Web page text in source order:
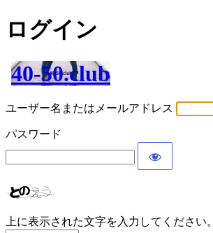
ログイン
40-50.club
ユーザー名またはメールアドレス
パスワード
上に表示された文字を入力してください。